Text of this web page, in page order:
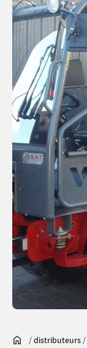
/distributeurs /